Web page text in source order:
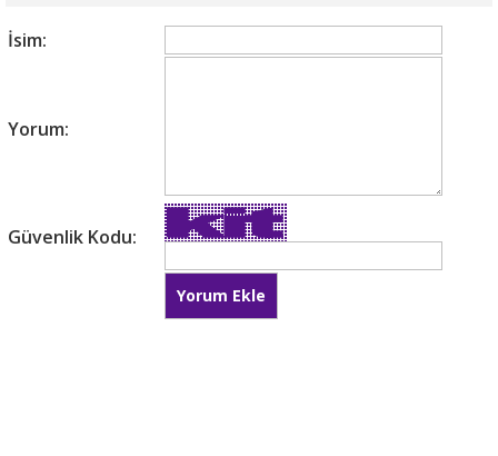
İsim:
Yorum:
Güvenlik Kodu: